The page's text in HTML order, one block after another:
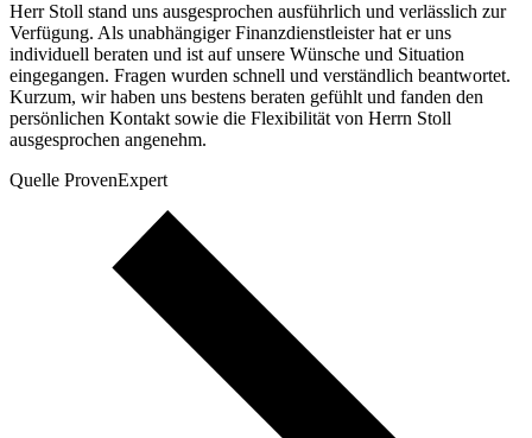
Herr Stoll stand uns ausgesprochen ausführlich und verlässlich zur
Verfügung. Als unabhängiger Finanzdienstleister hat er uns
individuell beraten und ist auf unsere Wünsche und Situation
eingegangen. Fragen wurden schnell und verständlich beantwortet.
Kurzum, wir haben uns bestens beraten gefühlt und fanden den
persönlichen Kontakt sowie die Flexibilität von Herrn Stoll
ausgesprochen angenehm.
Quelle ProvenExpert